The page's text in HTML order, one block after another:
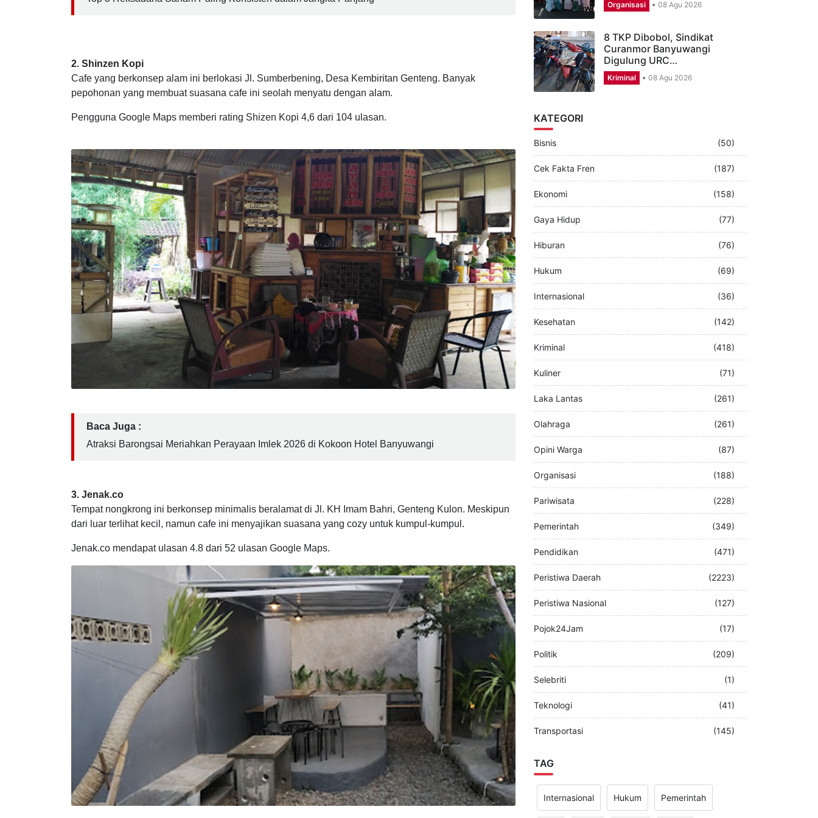
2. Shinzen Kopi
Cafe yang berkonsep alam ini berlokasi Jl. Sumberbening, Desa Kembiritan Genteng. Banyak
Pengguna Google Maps memberi rating Shizen Kopi 4,6 dari 104 ulasan.
Tempat nongkrong ini berkonsep minimalis beralamat di Jl. KH Imam Bahri, Genteng Kulon. Meskipun
Jenak.co mendapat ulasan 4.8 dari 52 ulasan Google Maps.
Gerakan Masjid Hijau untuk
Organisasi 08 Agu 2026
8 TKP Dibobol, Sindikat
Curanmor Banyuwangi
KATEGORI
Bisnis (50)
Cek Fakta Fren (187)
Ekonomi (158)
Gaya Hidup (77)
Hiburan (76)
Hukum (69)
Internasional (36)
Kesehatan (142)
Kriminal (418)
Kuliner (71)
Laka Lantas (261)
Olahraga (261)
Opini Warga (87)
Organisasi (188)
Pariwisata (228)
Pemerintah (349)
Pendidikan (471)
Peristiwa Daerah (2223)
Peristiwa Nasional (127)
Pojok24Jam (17)
Politik (209)
Selebriti (1)
Transportasi
TAG